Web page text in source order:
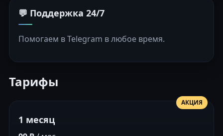
💬 Поддержка 24/7
Помогаем в Telegram в любое время.
Тарифы
АКЦИЯ
1 месяц